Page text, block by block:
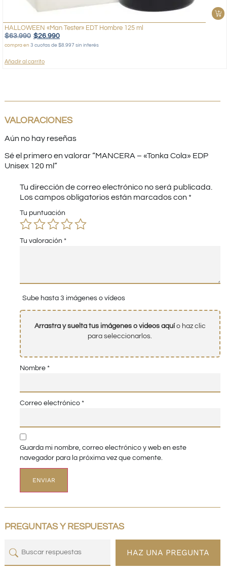
HALLOWEEN «Man Tester» EDT Hombre 125 ml
$63.990 $26.990
compra en 3 cuotas de $8.997 sin interés
Añadir al carrito
VALORACIONES
Aún no hay reseñas
Sé el primero en valorar “MANCERA – «Tonka Cola» EDP
Unisex 120 ml”
Tu dirección de correo electrónico no será publicada.
Los campos obligatorios están marcados con *
Tu puntuación
Tu valoración *
Sube hasta 3 imágenes o vídeos
Arrastra y suelta tus imágenes o videos aquío haz clic
para seleccionarlos.
Nombre *
Correo electrónico *
Guarda mi nombre, correo electrónico y web en este
navegador para la próxima vez que comente.
PREGUNTAS Y RESPUESTAS
HAZ UNA PREGUNTA